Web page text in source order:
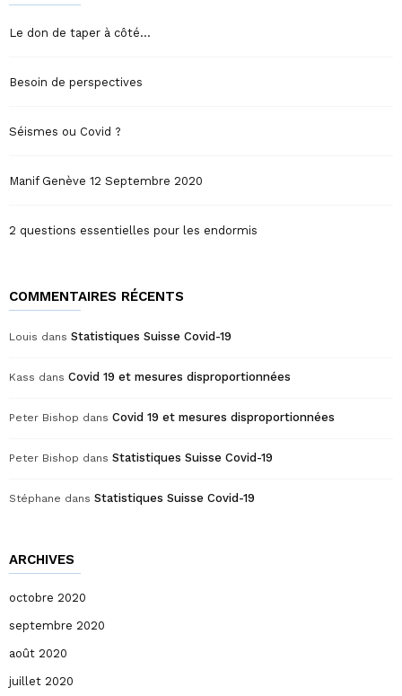
Le don de taper à côté…
Besoin de perspectives
Séismes ou Covid ?
Manif Genève 12 Septembre 2020
2 questions essentielles pour les endormis
COMMENTAIRES RÉCENTS
Louis dans Statistiques Suisse Covid-19
Kass dans Covid 19 et mesures disproportionnées
Peter Bishop dans Covid 19 et mesures disproportionnées
Peter Bishop dans Statistiques Suisse Covid-19
Stéphane dans Statistiques Suisse Covid-19
ARCHIVES
octobre 2020
septembre 2020
août 2020
juillet 2020